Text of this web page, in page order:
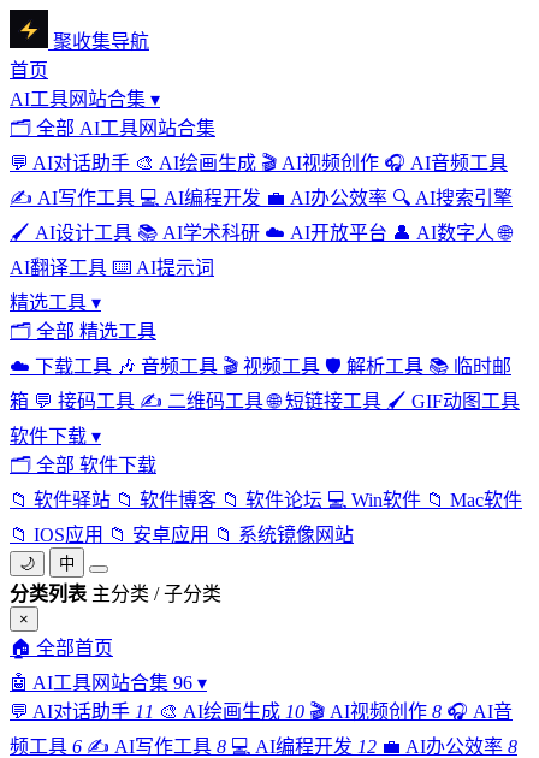
聚收集导航
首页
AI工具网站合集 ▾
🗂 全部 AI工具网站合集
💬 AI对话助手 🎨 AI绘画生成 🎬 AI视频创作 🎧 AI音频工具
✍️ AI写作工具 💻 AI编程开发 💼 AI办公效率 🔍 AI搜索引擎
🖌️ AI设计工具 📚 AI学术科研 ☁️ AI开放平台 👤 AI数字人 🌐
AI翻译工具 ⌨️ AI提示词
精选工具 ▾
🗂 全部 精选工具
☁️ 下载工具 🎶 音频工具 🎬 视频工具 🛡️ 解析工具 📚 临时邮
箱 💬 接码工具 ✍️ 二维码工具 🌐 短链接工具 🖌️ GIF动图工具
软件下载 ▾
🗂 全部 软件下载
📁 软件驿站 📁 软件博客 📁 软件论坛 💻 Win软件 📁 Mac软件
📁 IOS应用 📁 安卓应用 📁 系统镜像网站
🌙 中
分类列表 主分类 / 子分类
×
🏠 全部首页
🤖 AI工具网站合集 96 ▾
💬 AI对话助手 11 🎨 AI绘画生成 10 🎬 AI视频创作 8 🎧 AI音
频工具 6 ✍️ AI写作工具 8 💻 AI编程开发 12 💼 AI办公效率 8